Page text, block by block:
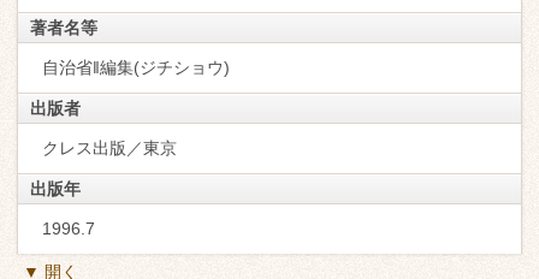
著者名等
自治省‖編集(ジチショウ)
出版者
クレス出版／東京
出版年
1996.7
▼ 開く